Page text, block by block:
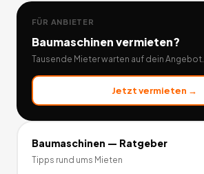
FÜR ANBIETER
Baumaschinenvermieten?
Tausende Mieter warten auf dein Angebot.
Jetzt vermieten →
Baumaschinen — Ratgeber
Tipps rund ums Mieten